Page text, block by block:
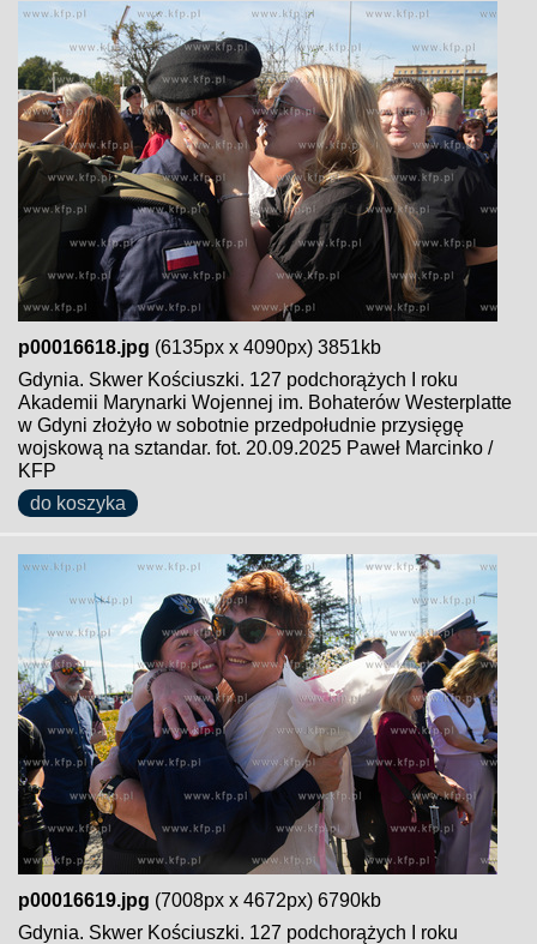
p00016618.jpg (6135px x 4090px) 3851kb
Gdynia. Skwer Kościuszki. 127 podchorążych I roku
Akademii Marynarki Wojennej im. Bohaterów Westerplatte
w Gdyni złożyło w sobotnie przedpołudnie przysięgę
wojskową na sztandar. fot. 20.09.2025 Paweł Marcinko /
KFP
do koszyka
p00016619.jpg (7008px x 4672px) 6790kb
Gdynia. Skwer Kościuszki. 127 podchorążych I roku